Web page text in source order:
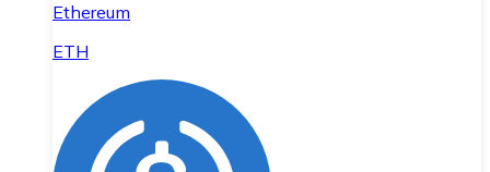
Ethereum
ETH